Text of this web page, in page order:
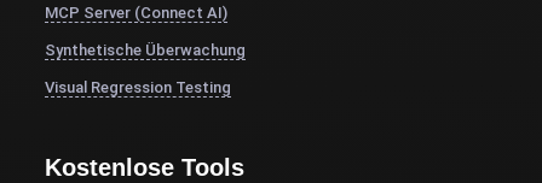
MCP Server (Connect AI)
Synthetische Überwachung
Visual Regression Testing
Kostenlose Tools